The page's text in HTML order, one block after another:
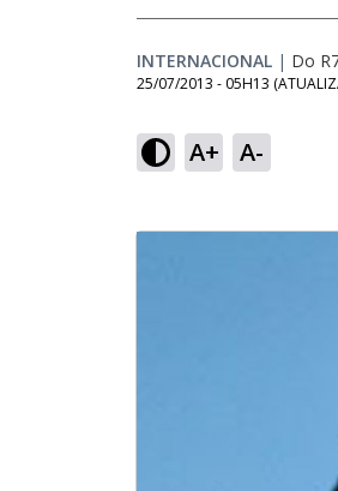
INTERNACIONAL | Do
25/07/2013 - 05H13
A+ A-